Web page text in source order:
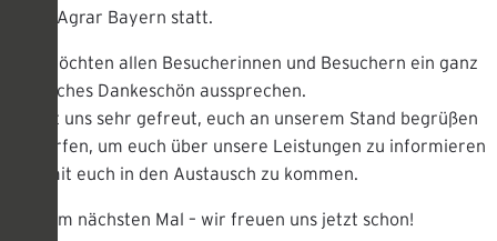
RegioAgrar Bayern statt.
Wir möchten allen Besucherinnen und Besuchern ein ganz
herzliches Dankeschön aussprechen.
Es hat uns sehr gefreut, euch an unserem Stand begrüßen
zu dürfen, um euch über unsere Leistungen zu informieren
und mit euch in den Austausch zu kommen.
Bis zum nächsten Mal – wir freuen uns jetzt schon!